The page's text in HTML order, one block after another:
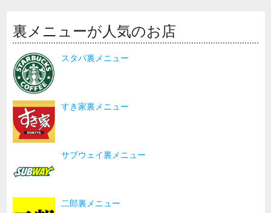
裏メニューが人気のお店
スタバ裏メニュー
すき家裏メニュー
サブウェイ裏メニュー
二郎裏メニュー